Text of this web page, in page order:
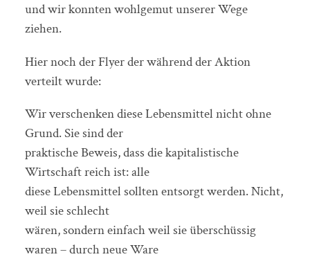
und wir konnten wohlgemut unserer Wege
ziehen.
Hier noch der Flyer der während der Aktion
verteilt wurde:
Wir verschenken diese Lebensmittel nicht ohne
Grund. Sie sind der
praktische Beweis, dass die kapitalistische
Wirtschaft reich ist: alle
diese Lebensmittel sollten entsorgt werden. Nicht,
weil sie schlecht
wären, sondern einfach weil sie überschüssig
waren – durch neue Ware